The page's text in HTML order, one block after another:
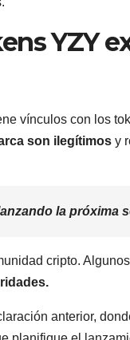
YZY
vínculos con los
son ilegítimos y
la próxima
cripto.
anterior,